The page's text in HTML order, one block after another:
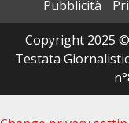
Pubblicità
Copyright 2025
Testata